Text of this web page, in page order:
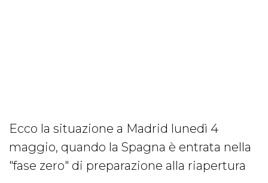
Ecco la situazione a Madrid lunedì 4
maggio, quando la Spagna è entrata nella
"fase zero" di preparazione alla riapertura